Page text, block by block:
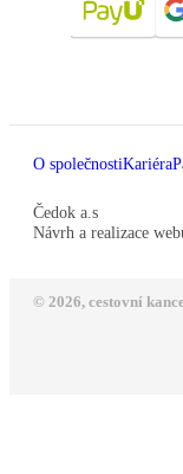
O společnostiKariéra
Čedok a.s
Návrh a realizace
© 2026, cestovní